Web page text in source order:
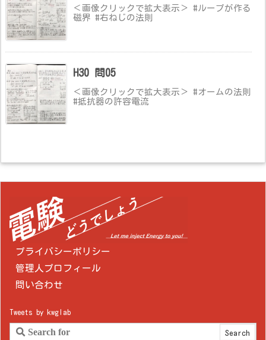
＜画像クリックで拡大表示＞ #ループが作る
磁界 #右ねじの法則
H30 問05
＜画像クリックで拡大表示＞ #オームの法則
#抵抗器の許容電流
プライバシーポリシー
管理人プロフィール
問い合わせ
Tweets by kwglab